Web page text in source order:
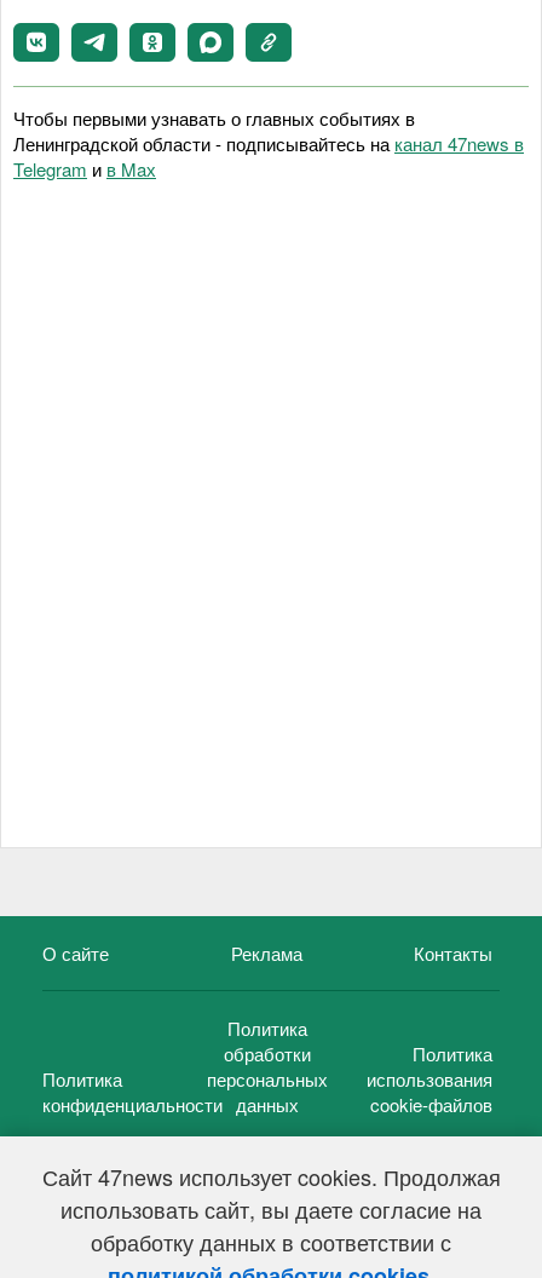
Сайт 47news использует cookies. Продолжая
использовать сайт, вы даете согласие на
обработку данных в соответствии с
Чтобы первыми узнавать о главных событиях в
Ленинградской области - подписывайтесь на канал 47news в
Telegram и в Maх
О сайте Реклама Контакты
Политика
конфиденциальности
Политика
обработки
персональных
данных
Политика
использования
cookie-файлов
47 новостей (47 news)2005 — 2026 г.
Свидетельство о регистрации СМИ Эл № ФС 77-39848, выдано
Федеральной службой по надзору в сфере связи,